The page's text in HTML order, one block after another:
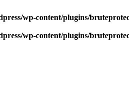
wp-content/plugins/
wp-content/plugins/